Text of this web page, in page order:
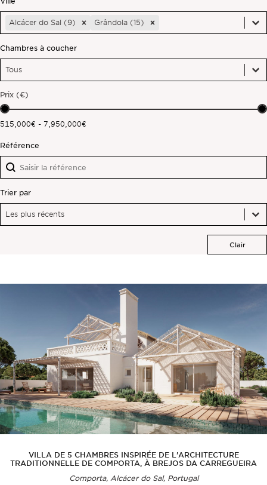
Ville
VilleAlcácer do Sal (9) Grândola (15)
Chambres à coucher
Chambres à coucher
Chambres à coucher
Chambres à coucher
Prix (€)
Prix (€)
515,000€ - 7,950,000€
Référence
Référence
Référence
Trier par
Trier par
Trier par
Les plus récents
Trier par
Clair
VILLA DE 5 CHAMBRES INSPIRÉE DE L'ARCHITECTURE
TRADITIONNELLE DE COMPORTA, À BREJOS DA CARREGUEIRA
Comporta, Alcácer do Sal, Portugal
Hors marché
Toutes les propriétés